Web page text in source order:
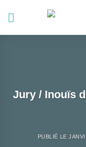
Jury / Inouïs
PUBLIÉ LE